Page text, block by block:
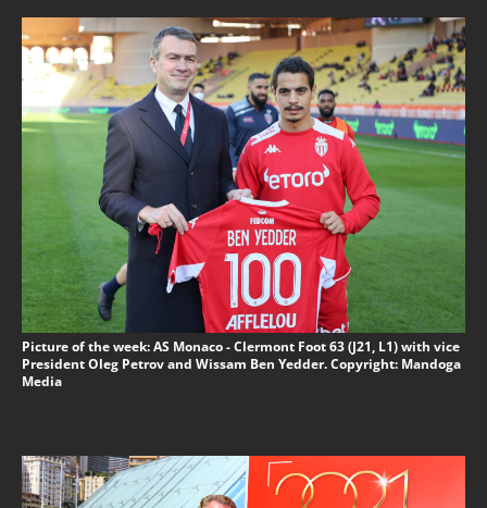
Picture of the week: AS Monaco - Clermont Foot 63 (J21, L1) with vice
President Oleg Petrov and Wissam Ben Yedder. Copyright: Mandoga
Media